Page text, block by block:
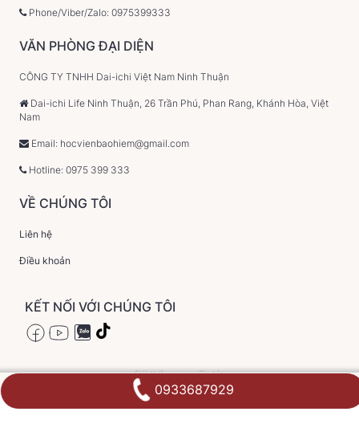
Phone/Viber/Zalo: 0975399333
VĂN PHÒNG ĐẠI DIỆN
CÔNG TY TNHH Dai-ichi Việt Nam Ninh Thuận
Dai-ichi Life Ninh Thuận, 26 Trần Phú, Phan Rang, Khánh Hòa, Việt
Nam
Email: hocvienbaohiem@gmail.com
Hotline: 0975 399 333
VỀ CHÚNG TÔI
Liên hệ
Điều khoản
KẾT NỐI VỚI CHÚNG TÔI
Giới thiệu Tin tức
2024 ©hocvienbaohiemvn.com All right Reserved.
0933687929